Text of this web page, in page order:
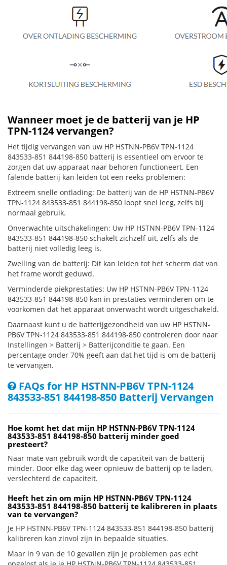
Wanneer moet je de batterij van je HP
TPN-1124 vervangen?
Het tijdig vervangen van uw HP HSTNN-PB6V TPN-1124
843533-851 844198-850 batterij is essentieel om ervoor te
zorgen dat uw apparaat naar behoren functioneert. Een
falende batterij kan leiden tot een reeks problemen:
Extreem snelle ontlading: De batterij van de HP HSTNN-PB6V
TPN-1124 843533-851 844198-850 loopt snel leeg, zelfs bij
normaal gebruik.
Onverwachte uitschakelingen: Uw HP HSTNN-PB6V TPN-1124
843533-851 844198-850 schakelt zichzelf uit, zelfs als de
batterij niet volledig leeg is.
Zwelling van de batterij: Dit kan leiden tot het scherm dat van
het frame wordt geduwd.
Verminderde piekprestaties: Uw HP HSTNN-PB6V TPN-1124
843533-851 844198-850 kan in prestaties verminderen om te
voorkomen dat het apparaat onverwacht wordt uitgeschakeld.
Daarnaast kunt u de batterijgezondheid van uw HP HSTNN-
PB6V TPN-1124 843533-851 844198-850 controleren door naar
Instellingen > Batterij > Batterijconditie te gaan. Een
percentage onder 70% geeft aan dat het tijd is om de batterij
te vervangen.
FAQs for HP HSTNN-PB6V TPN-1124
843533-851 844198-850 Batterij Vervangen
Hoe komt het dat mijn HP HSTNN-PB6V TPN-1124
843533-851 844198-850 batterij minder goed
presteert?
Naar mate van gebruik wordt de capaciteit van de batterij
minder. Door elke dag weer opnieuw de batterij op te laden,
verslechterd de capaciteit.
Heeft het zin om mijn HP HSTNN-PB6V TPN-1124
843533-851 844198-850 batterij te kalibreren in plaats
van te vervangen?
Je HP HSTNN-PB6V TPN-1124 843533-851 844198-850 batterij
kalibreren kan zinvol zijn in bepaalde situaties.
Maar in 9 van de 10 gevallen zijn je problemen pas echt